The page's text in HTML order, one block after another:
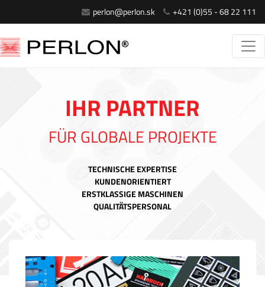
perlon@perlon.sk +421 (0)55 - 68 22 111
IHR PARTNER
FÜR GLOBALE PROJEKTE
TECHNISCHE EXPERTISE
KUNDENORIENTIERT
ERSTKLASSIGE MASCHINEN
QUALITÄTSPERSONAL